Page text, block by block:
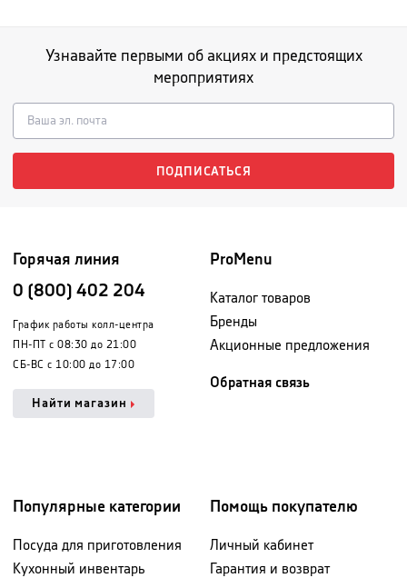
Узнавайте первыми об акциях и предстоящих
мероприятиях
ПОДПИСАТЬСЯ
Горячая линия
0 (800) 402 204
График работы колл-центра
ПН-ПТ с 08:30 до 21:00
СБ-ВС с 10:00 до 17:00
Найти магазин
ProMenu
Каталог товаров
Бренды
Акционные предложения
Обратная связь
Популярные категории
Посуда для приготовления
Кухонный инвентарь
Помощь покупателю
Личный кабинет
Гарантия и возврат